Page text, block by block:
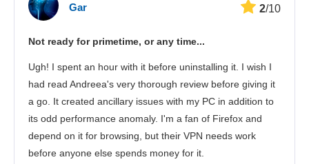
Ασφάλεια
Εξυπηρέτηση πελατών
Gar 2/10
Not ready for primetime, or any time...
Ugh! I spent an hour with it before uninstalling it. I wish I
had read Andreea's very thorough review before giving it
a go. It created ancillary issues with my PC in addition to
its odd performance anomaly. I'm a fan of Firefox and
depend on it for browsing, but their VPN needs work
before anyone else spends money for it.